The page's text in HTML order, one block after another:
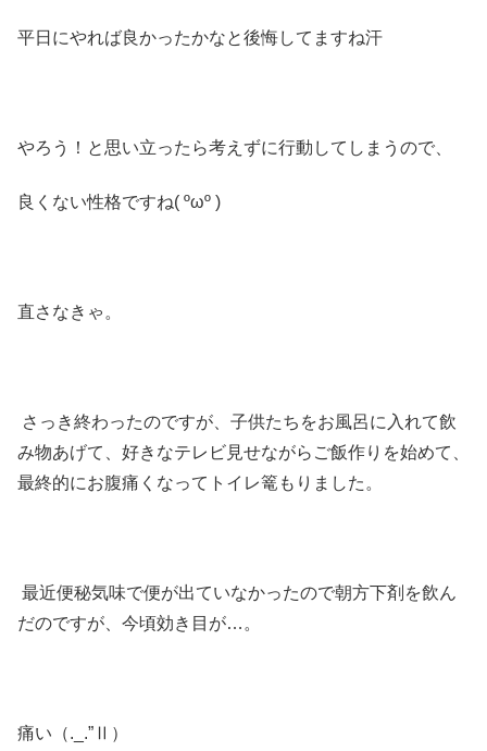
平日にやれば良かったかなと後悔してますね汗
やろう！と思い立ったら考えずに行動してしまうので、
良くない性格ですね( ºωº )
直さなきゃ。
さっき終わったのですが、子供たちをお風呂に入れて飲
み物あげて、好きなテレビ見せながらご飯作りを始めて、
最終的にお腹痛くなってトイレ篭もりました。
最近便秘気味で便が出ていなかったので朝方下剤を飲ん
だのですが、今頃効き目が…。
痛い（._.”Ⅱ）